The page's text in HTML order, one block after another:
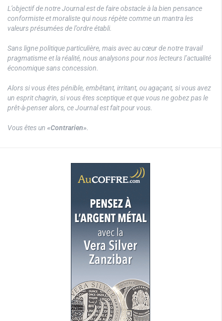
L’objectif de notre Journal est de faire obstacle à la bien pensance
conformiste et moraliste qui nous répète comme un mantra les
valeurs présumées de l’ordre établi.
Sans ligne politique particulière, mais avec au cœur de notre travail
pragmatisme et la réalité, nous analysons pour nos lecteurs l’actualité
économique sans concession.
Alors si vous êtes pénible, embêtant, irritant, ou agaçant, si vous avez
un esprit chagrin, si vous êtes sceptique et que vous ne gobez pas le
prêt-à-penser alors, ce Journal est fait pour vous.
Vous êtes un «Contrarien».